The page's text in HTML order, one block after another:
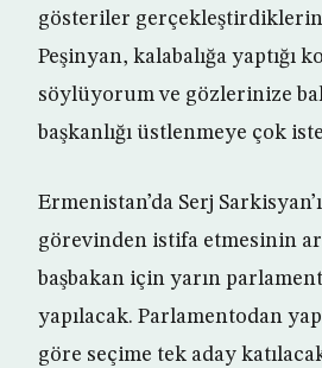
gösteriler
Peşinyan, kalabalığa yaptığı
söylüyorum ve gözlerinize
başkanlığı üstlenmeye çok
Ermenistan’da Serj
görevinden istifa etmesinin
başbakan için yarın
yapılacak. Parlamentodan
göre seçime tek aday